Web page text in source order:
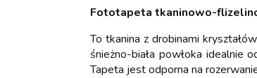
Fototapeta tkaninowo-
To tkanina z drobinami
śnieżno-biała powłoka idealnie
Tapeta jest odporna na